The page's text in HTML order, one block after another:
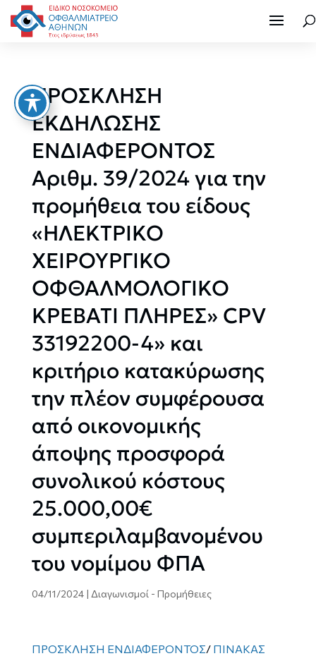
ΠΡΟΣΚΛΗΣΗ
ΕΚΔΗΛΩΣΗΣ
ΕΝΔΙΑΦΕΡΟΝΤΟΣ
Αριθμ. 39/2024 για την
προμήθεια του είδους
«ΗΛΕΚΤΡΙΚΟ
ΧΕΙΡΟΥΡΓΙΚΟ
ΟΦΘΑΛΜΟΛΟΓΙΚΟ
ΚΡΕΒΑΤΙ ΠΛΗΡΕΣ» CPV
33192200-4» και
κριτήριο κατακύρωσης
την πλέον συμφέρουσα
από οικονομικής
άποψης προσφορά
συνολικού κόστους
25.000,00€
συμπεριλαμβανομένου
του νομίμου ΦΠΑ
04/11/2024| Διαγωνισμοί - Προμήθειες
ΠΡΟΣΚΛΗΣΗ ΕΝΔΙΑΦΕΡΟΝΤΟΣ/ ΠΙΝΑΚΑΣ